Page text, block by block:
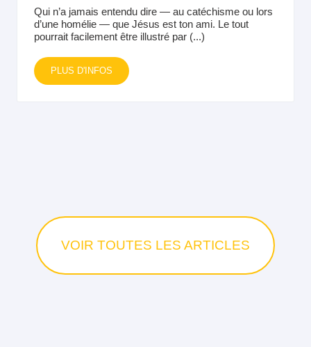
Qui n’a jamais entendu dire — au catéchisme ou lors
d’une homélie — que Jésus est ton ami. Le tout
pourrait facilement être illustré par (...)
PLUS D'INFOS
VOIR TOUTES LES ARTICLES